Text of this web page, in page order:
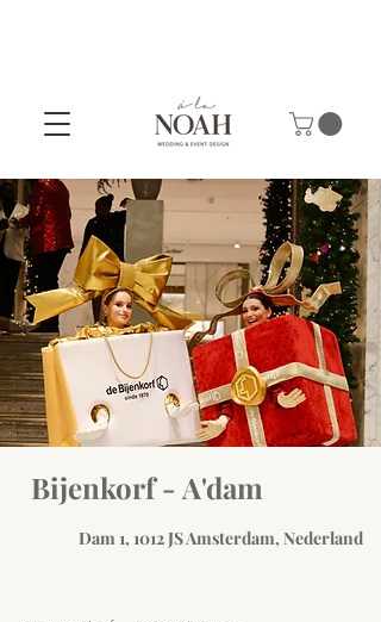
Bijenkorf - A'dam
Dam 1, 1012 JS Amsterdam, Nederland